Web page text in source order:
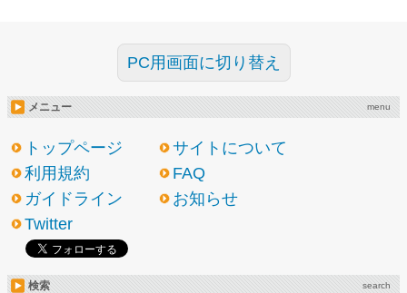
PC用画面に切り替え
メニュー menu
トップページ
サイトについて
利用規約
FAQ
ガイドライン
お知らせ
Twitter
検索 search